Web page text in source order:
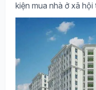
kiện mua nhà ở xã